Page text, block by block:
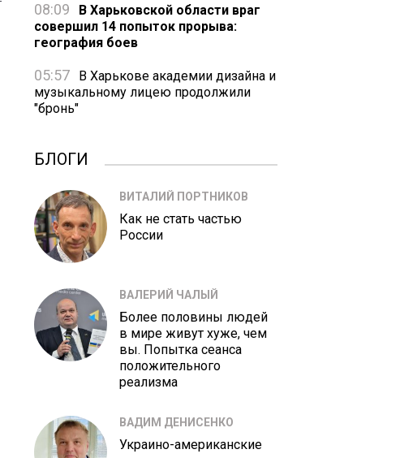
08:09
В Харьковской области враг
совершил 14 попыток прорыва:
география боев
05:57
В Харькове академии дизайна и
музыкальному лицею продолжили
"бронь"
БЛОГИ
ВИТАЛИЙ ПОРТНИКОВ
Как не стать частью
России
ВАЛЕРИЙ ЧАЛЫЙ
Более половины людей
в мире живут хуже, чем
вы. Попытка сеанса
положительного
реализма
ВАДИМ ДЕНИСЕНКО
Украино-американские